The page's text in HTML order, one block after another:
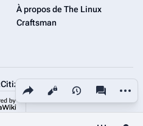
Partager cette page
Affichages
À propos de The Linux
Craftsman
footer-tagline